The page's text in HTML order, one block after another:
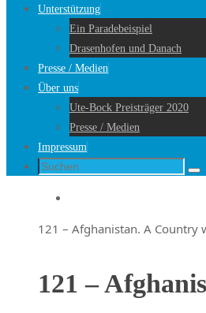
Unterstützung
Ein Paradebeispiel
Drasenhofen und Danach
Presse / Medien
Über uns
Ute-Bock Preisträger 2020
Presse / Medien
Impressum
Suche
Startseite
121 – Afghanistan. A Country
121 –